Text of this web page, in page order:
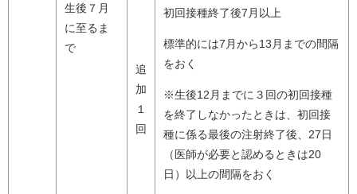
生後７月
に至るま
で
追
加
１
回
初回接種終了後7月以上
標準的には7月から13月までの間隔
をおく
※生後12月までに３回の初回接種
を終了しなかったときは、初回接
種に係る最後の注射終了後、27日
（医師が必要と認めるときは20
日）以上の間隔をおく